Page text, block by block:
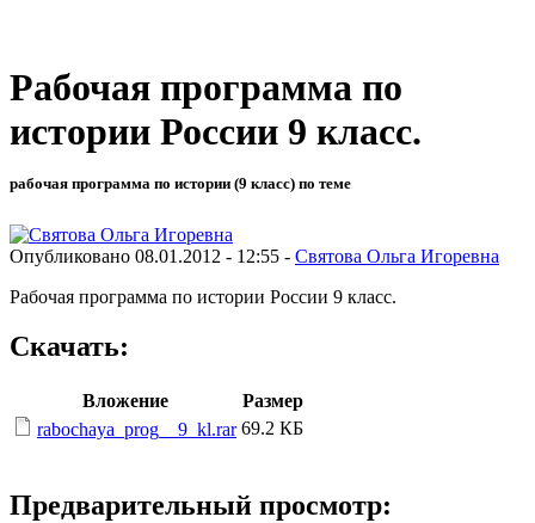
Рабочая программа по
истории России 9 класс.
рабочая программа по истории (9 класс) по теме
Опубликовано 08.01.2012 - 12:55 - Святова Ольга Игоревна
Рабочая программа по истории России 9 класс.
Скачать:
Вложение
Размер
rabochaya_prog__9_kl.rar 69.2 КБ
Предварительный просмотр: